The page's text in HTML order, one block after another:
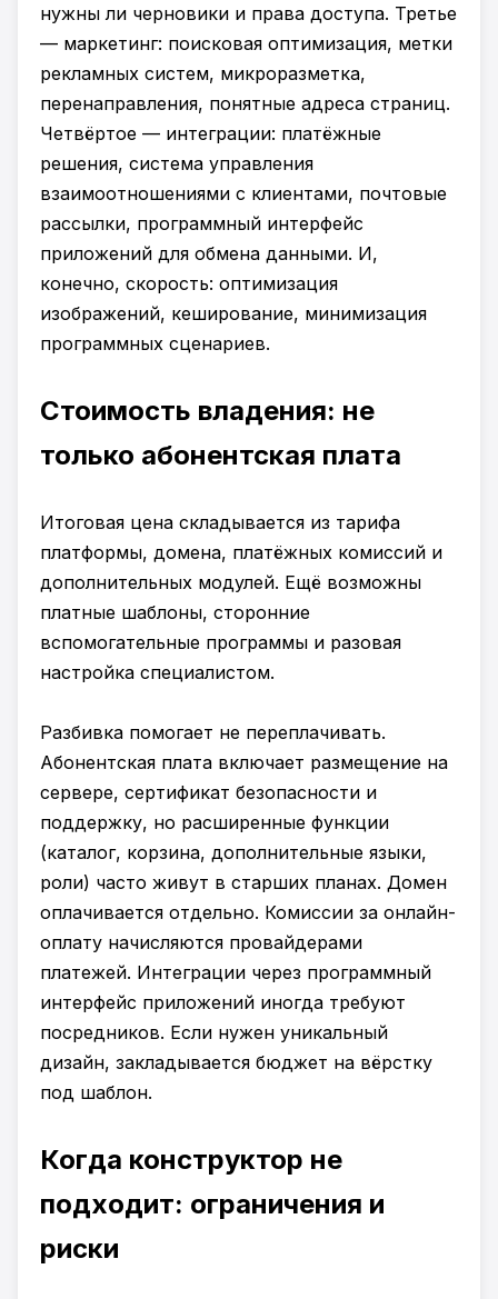
нужны ли черновики и права доступа. Третье
— маркетинг: поисковая оптимизация, метки
рекламных систем, микроразметка,
перенаправления, понятные адреса страниц.
Четвёртое — интеграции: платёжные
решения, система управления
взаимоотношениями с клиентами, почтовые
рассылки, программный интерфейс
приложений для обмена данными. И,
конечно, скорость: оптимизация
изображений, кеширование, минимизация
программных сценариев.
Стоимость владения: не
только абонентская плата
Итоговая цена складывается из тарифа
платформы, домена, платёжных комиссий и
дополнительных модулей. Ещё возможны
платные шаблоны, сторонние
вспомогательные программы и разовая
настройка специалистом.
Разбивка помогает не переплачивать.
Абонентская плата включает размещение на
сервере, сертификат безопасности и
поддержку, но расширенные функции
(каталог, корзина, дополнительные языки,
роли) часто живут в старших планах. Домен
оплачивается отдельно. Комиссии за онлайн-
оплату начисляются провайдерами
платежей. Интеграции через программный
интерфейс приложений иногда требуют
посредников. Если нужен уникальный
дизайн, закладывается бюджет на вёрстку
под шаблон.
Когда конструктор не
подходит: ограничения и
риски